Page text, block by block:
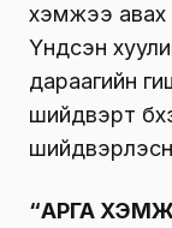
хэмжээ авах
Үндсэн
дараагийн
шийдвэрт
“АРГА